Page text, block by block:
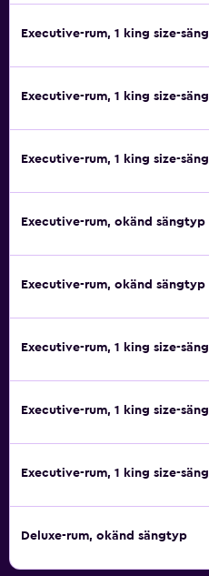
Executive-rum, 1 king size-säng
Executive-rum, 1 king size-säng
Executive-rum, 1 king size-säng
Executive-rum, okänd sängtyp
Executive-rum, okänd sängtyp
Executive-rum, 1 king size-säng
Executive-rum, 1 king size-säng
Executive-rum, 1 king size-säng
Deluxe-rum, okänd sängtyp